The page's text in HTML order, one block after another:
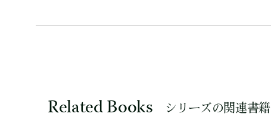
Related Books シリーズの関連書籍